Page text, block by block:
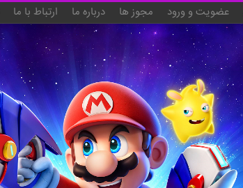
عضویت و ورود مجوز ها درباره ما ارتباط با ما